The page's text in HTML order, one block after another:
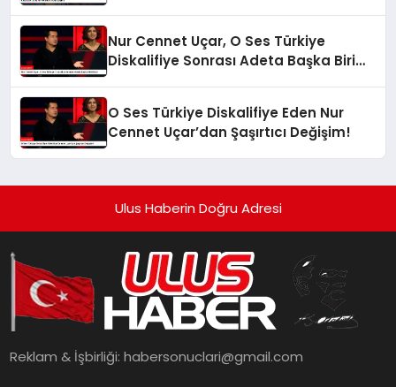
Nur Cennet Uçar, O Ses Türkiye
Diskalifiye Sonrası Adeta Başka Biri
O Ses Türkiye Diskalifiye Eden Nur
Cennet Uçar’dan Şaşırtıcı Değişim!
Ulus Haberin Doğru Adresi
Reklam & İşbirliği:habersonuclari@gmail.com